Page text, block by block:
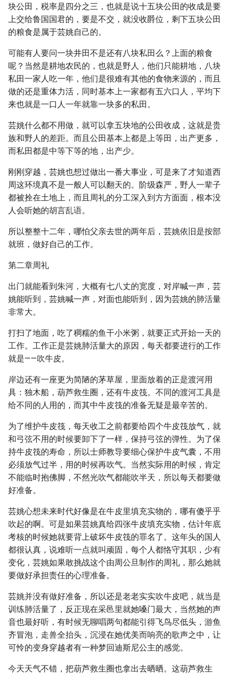
块公田，税率是四分之三，也就是说十五块公田的收成是要
上交给鲁国国君的，要是不交，就没收爵位，剩下五块公田
的粮食是属于芸姚自己的。
可能有人要问一块井田不是还有八块私田么？上面的粮食
呢？当然是耕地农民的，也就是野人，他们只能耕地，八块
私田一家人吃一年，他们是很难有其他的食物来源的，而且
做的还是重体力活，同时基本上一家都有五六口人，平均下
来也就是一口人一年就靠一块多的私田。
芸姚什么都不用做，就可以拿五块地的公田收成，这就是贵
族和野人的差距。而且公田基本上都是上等田，出产更多，
而私田都是中等下等的地，出产少。
刚刚穿越，芸姚也想过做出一番大事业，可是来了才知道西
周这环境真不是一般人可以翻天的。阶级森严，野人一辈子
都被拴在土地上，而且周礼的分工深入到方方面面，根本没
人会听她的胡言乱语。
所以整整十二年，哪怕父亲去世的两年后，芸姚依旧是按部
就班，做好自己的工作。
第二章周礼
出门就能看到朱河，大概有七八丈的宽度，对岸喊一声，芸
姚能听到，芸姚喊一声，对面也能听到，因为芸姚的肺活量
非常大。
打扫了地面，吃了稠糯的鱼干小米粥，就要正式开始一天的
工作。工作正是芸姚肺活量大的原因，每天都要进行的工作
就是——吹牛皮。
岸边还有一座更为简陋的茅草屋，里面放着的正是渡河用
具：独木船，葫芦救生圈，还有牛皮筏。不同的渡河工具是
给不同的人用的，而其中牛皮筏的准备无疑是最辛苦的。
为了维护牛皮筏，每天收工之前都要给四个牛皮筏放气，就
和弓弦不用的时候要卸下了一样，保持弓弦的弹性。为了保
持牛皮筏的寿命，所以士师教导要细心保护牛皮气囊，不用
必须放气过半，用的时候再吹气。当然实际用的时候，肯定
不能临时抱佛脚，不然光吹气都能吹半天，所以每天都要做
好准备。
芸姚心想未来时代好像是在牛皮里填充实物的，哪有傻乎乎
吹起的啊。可是如果芸姚真给四张牛皮填充实物，估计年底
考核的时候她就要背上破坏牛皮筏的罪名了。这年头的国人
都很认真，说难听一点就叫顽固，每个人都恪守其职，少有
变化，芸姚如果敢挑战这个由周公旦制作的周礼，那么她就
要做好承担责任的心理准备。
芸姚并没有做好准备，所以还是老老实实吹牛皮吧，就当是
训练肺活量了，反正现在采邑里就她嗓门最大，当然她的声
音也最好听，有时候无聊唱两句都能引得飞鸟尽低头，游鱼
齐冒泡，走兽全抬头，沉浸在她优美而响亮的歌声之中，让
可怜的变身穿越者有一种梦回迪斯尼公主的感觉。
今天天气不错，把葫芦救生圈也拿出去晒晒。这葫芦救生